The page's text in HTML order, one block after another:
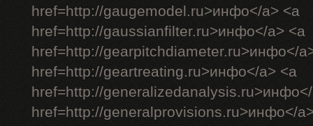
href=http://gaugemodel.ru>инфо</a> <a
href=http://gaussianfilter.ru>инфо</a> <a
href=http://gearpitchdiameter.ru>инфо</
href=http://geartreating.ru>инфо</a> <a
href=http://
href=http://generalprovisions.ru>инфо</